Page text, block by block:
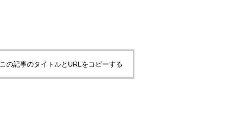
この記事のタイトルとURLをコピーする